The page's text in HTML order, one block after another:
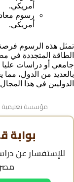
أمريكي.
رسوم
أمريكي.
تمثل هذه الرسوم
الطاقة المتجددة في
جامعي أو دراسات عليا
بالعديد من الدول،
الدوليين في هذا
مؤسسة تعليمية
بوابة
للإستفسار عن